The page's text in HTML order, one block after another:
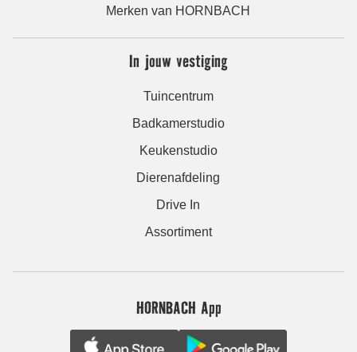
Merken van HORNBACH
In jouw vestiging
Tuincentrum
Badkamerstudio
Keukenstudio
Dierenafdeling
Drive In
Assortiment
HORNBACH App